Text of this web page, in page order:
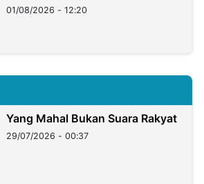
01/08/2026 - 12:20
Yang Mahal Bukan Suara Rakyat
29/07/2026 - 00:37